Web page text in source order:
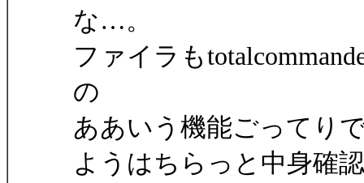
な…。
ファイラも
の
ああいう機能ごってり
ようはちらっと中身確